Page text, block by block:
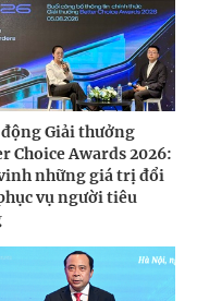
Giải thưởng
Choice Awards 2026:
những giá trị đổi
vụ người tiêu